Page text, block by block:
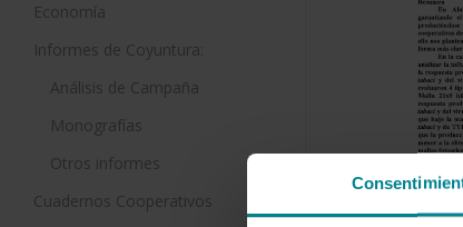
Economía
Informes de Coyuntura:
Análisis de Campaña
Monografías
Otros informes
Cuadernos Cooperativos